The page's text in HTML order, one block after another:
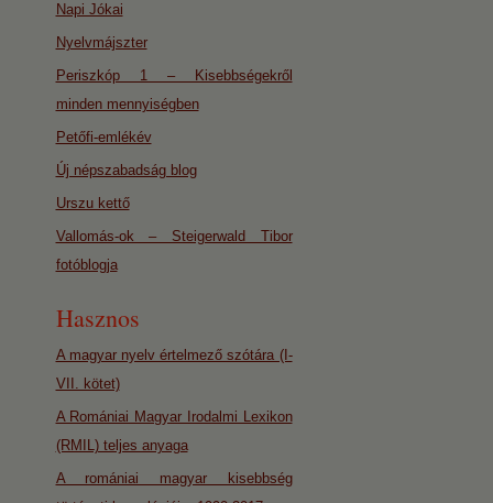
Napi Jókai
Nyelvmájszter
Periszkóp 1 – Kisebbségekről
minden mennyiségben
Petőfi-emlékév
Új népszabadság blog
Urszu kettő
Vallomás-ok – Steigerwald Tibor
fotóblogja
Hasznos
A magyar nyelv értelmező szótára (I-
VII. kötet)
A Romániai Magyar Irodalmi Lexikon
(RMIL) teljes anyaga
A romániai magyar kisebbség